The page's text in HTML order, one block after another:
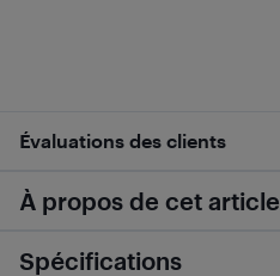
Évaluations des clients
À propos de cet article
Spécifications